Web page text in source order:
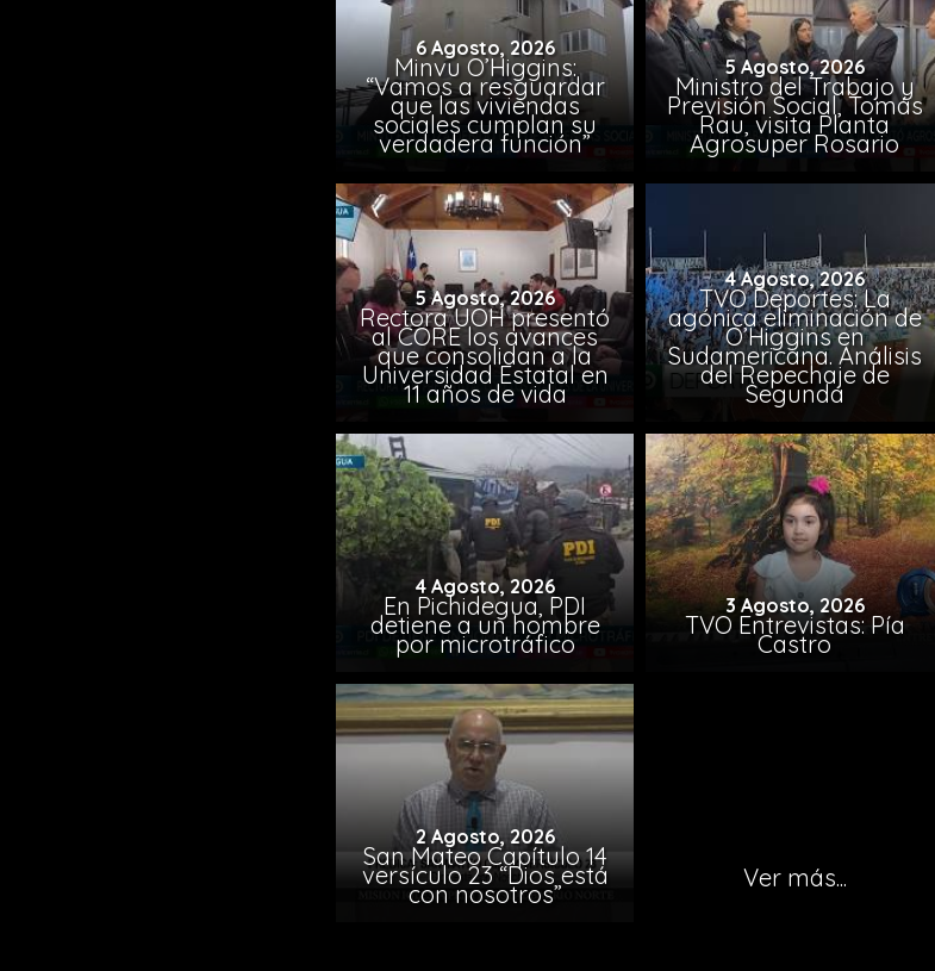
6 Agosto, 2026
Minvu O’Higgins:
“Vamos a resguardar
que las viviendas
sociales cumplan su
verdadera función”
5 Agosto, 2026
Ministro del Trabajo y
Previsión Social, Tomás
Rau, visita Planta
Agrosuper Rosario
5 Agosto, 2026
Rectora UOH presentó
al CORE los avances
que consolidan a la
Universidad Estatal en
11 años de vida
4 Agosto, 2026
TVO Deportes: La
agónica eliminación de
O’Higgins en
Sudamericana. Análisis
del Repechaje de
Segunda
4 Agosto, 2026
En Pichidegua, PDI
detiene a un hombre
por microtráfico
3 Agosto, 2026
TVO Entrevistas: Pía
Castro
2 Agosto, 2026
San Mateo Capítulo 14
versículo 23 “Dios está
con nosotros”
Ver más...